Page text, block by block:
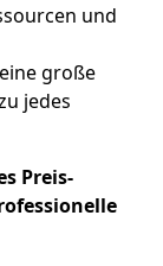
und
große
jedes
Preis-